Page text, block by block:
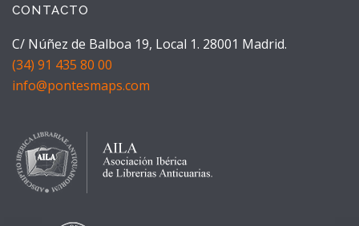
CONTACTO
C/ Núñez de Balboa 19, Local 1. 28001 Madrid.
(34) 91 435 80 00
info@pontesmaps.com